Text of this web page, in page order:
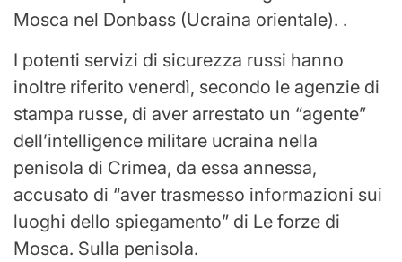
Mosca nel Donbass (Ucraina orientale). .
I potenti servizi di sicurezza russi hanno
inoltre riferito venerdì, secondo le agenzie di
stampa russe, di aver arrestato un “agente”
dell’intelligence militare ucraina nella
penisola di Crimea, da essa annessa,
accusato di “aver trasmesso informazioni sui
luoghi dello spiegamento” di Le forze di
Mosca. Sulla penisola.